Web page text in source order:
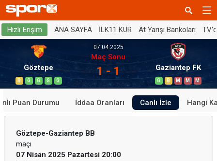
Hızlı Erişim ANA SAYFA İLK11 KUR At Yarışı Bankoları
Göztepe
B G G G G
07.04.2025
Maç Sonu
1 - 1 Gaziantep FK
G B M M M
Puan Durumu İddaa Oranları Canlı İzle Hangi
Göztepe-Gaziantep BB
maçı
07 Nisan 2025 Pazartesi 20:00